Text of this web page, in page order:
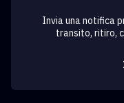
Invia una notifica
transito, ritiro,